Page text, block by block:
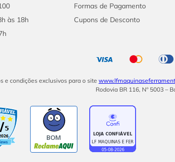
às 18h
Formas de Pagamento
Cupons de Desconto
e condições exclusivos para o site
Rodovia BR 116, Nº 5003 –
BOM